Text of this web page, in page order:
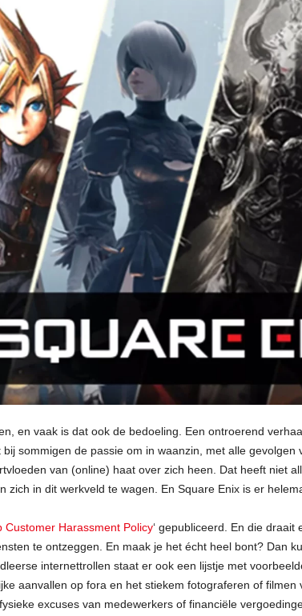
en vaak is dat ook de bedoeling. Een ontroerend
sommigen de passie om in waanzin, met alle
van (online) haat over zich heen. Dat heeft niet
zich in dit werkveld te wagen. En Square Enix is er
Customer Harassment Policy‘ gepubliceerd. En die
te ontzeggen. En maak je het écht heel bont? Dan
internettrollen staat er ook een lijstje met
aanvallen op fora en het stiekem fotograferen of
excuses van medewerkers of financiële